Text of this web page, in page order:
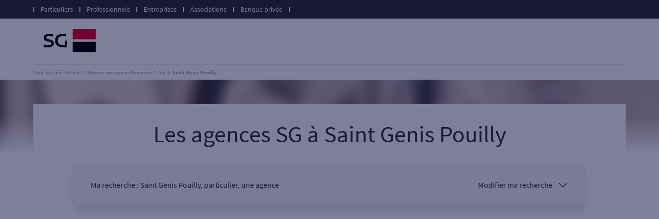
Particuliers Professionnels Entreprises Associations Banque privée
Vous êtes ici : Accueil Trouver une agence bancaire Ain Saint Genis Pouilly
Les agences SG à Saint Genis Pouilly
Ma recherche : Saint Genis Pouilly, particulier, une agence Modifier ma recherche